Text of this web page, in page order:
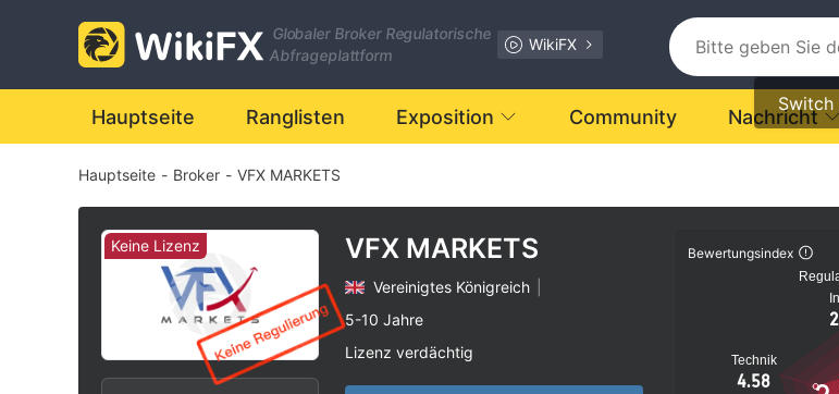
Globaler Broker Regulatorische
Abfrageplattform
WikiFX
Hauptseite Ranglisten Exposition Community Nachricht
Hauptseite - Broker - VFX MARKETS
Keine Lizenz
0
0
1
2
3
VFX MARKETS
Vereinigtes Königreich
5-10 Jahre
Lizenz verdächtig
Bewertungsindex
Technik
4.58